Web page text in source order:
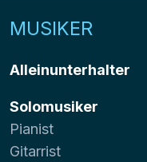
MUSIKER
Alleinunterhalter
Solomusiker
Pianist
Gitarrist